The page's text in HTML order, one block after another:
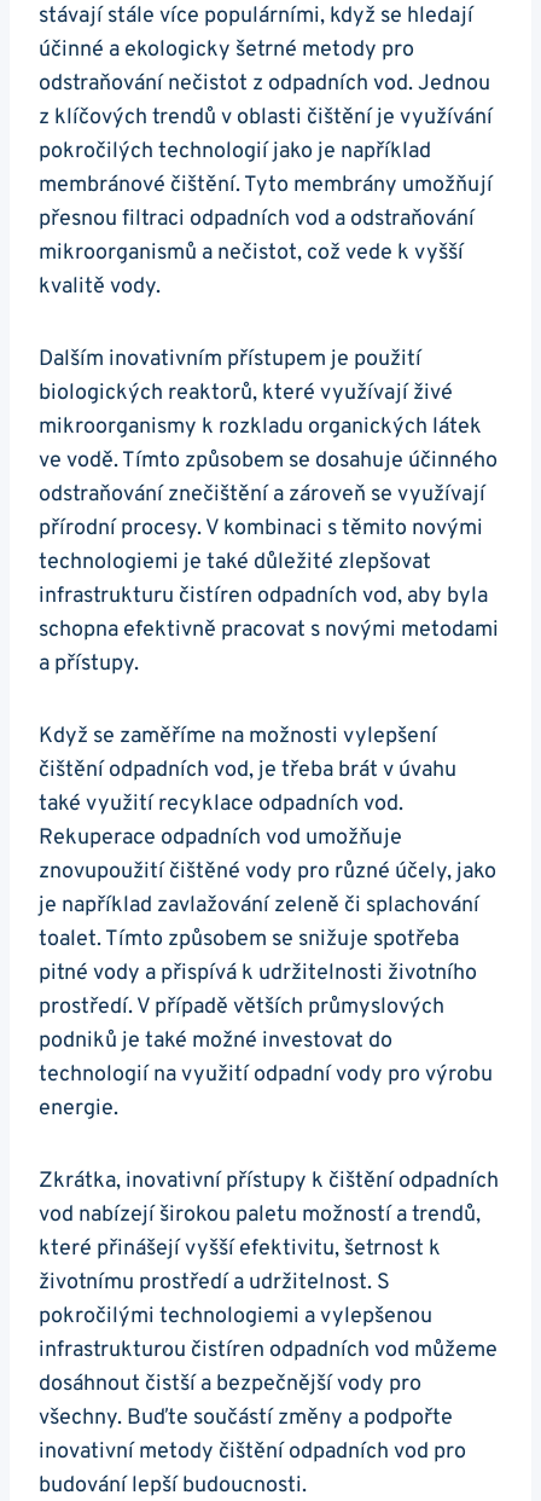
stávají stále více populárními, když se hledají
účinné a ekologicky šetrné metody pro
odstraňování nečistot z odpadních vod. Jednou
z klíčových trendů v oblasti čištění je využívání
pokročilých technologií jako je například
membránové čištění. Tyto membrány umožňují
přesnou filtraci odpadních vod a odstraňování
mikroorganismů a nečistot, což vede k vyšší
kvalitě vody.
Dalším inovativním přístupem je použití
biologických reaktorů, které využívají živé
mikroorganismy k rozkladu organických látek
ve vodě. Tímto způsobem se dosahuje účinného
odstraňování znečištění a zároveň se využívají
přírodní procesy. V kombinaci s těmito novými
technologiemi je také důležité zlepšovat
infrastrukturu čistíren odpadních vod, aby byla
schopna efektivně pracovat s novými metodami
a přístupy.
Když se zaměříme na možnosti vylepšení
čištění odpadních vod, je třeba brát v úvahu
také využití recyklace odpadních vod.
Rekuperace odpadních vod umožňuje
znovupoužití čištěné vody pro různé účely, jako
je například zavlažování zeleně či splachování
toalet. Tímto způsobem se snižuje spotřeba
pitné vody a přispívá k udržitelnosti životního
prostředí. V případě větších průmyslových
podniků je také možné investovat do
technologií na využití odpadní vody pro výrobu
energie.
Zkrátka, inovativní přístupy k čištění odpadních
vod nabízejí širokou paletu možností a trendů,
které přinášejí vyšší efektivitu, šetrnost k
životnímu prostředí a udržitelnost. S
pokročilými technologiemi a vylepšenou
infrastrukturou čistíren odpadních vod můžeme
dosáhnout čistší a bezpečnější vody pro
všechny. Buďte součástí změny a podpořte
inovativní metody čištění odpadních vod pro
budování lepší budoucnosti.